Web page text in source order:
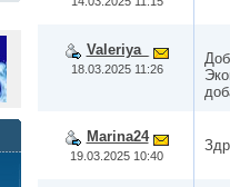
Valeriya_
18.03.2025 11:26
Marina24
19.03.2025 10:40